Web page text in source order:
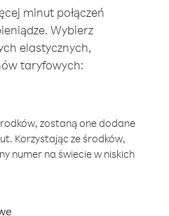
minut połączeń
Wybierz
elastycznych,
taryfowych:
zostaną one dodane
Korzystając ze środków,
numer na świecie w niskich